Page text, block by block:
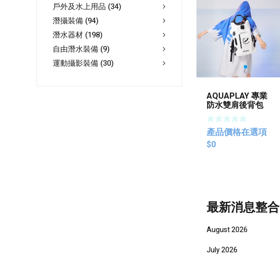
戶外及水上用品 (34)
潛攝裝備 (94)
潛水器材 (198)
自由潛水裝備 (9)
運動攝影裝備 (30)
AQUAPLAY 專業
防水雙肩後背包
（Waterproof
Dry Bag
Backpack）
產品價格在選項
$0
最新消息整合
August 2026
July 2026